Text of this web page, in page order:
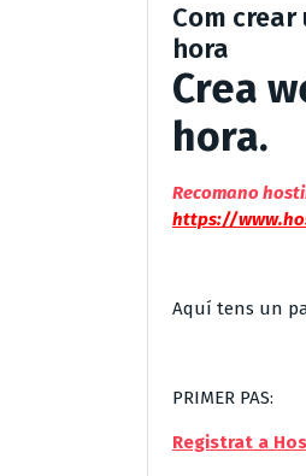
Com
hora
Crea
hora.
Recomano
https://
Aquí tens un
PRIMER PAS:
Registrat a